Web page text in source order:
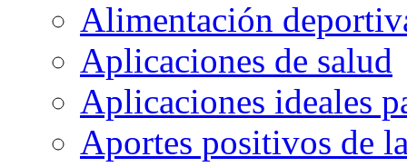
Alimentación
Aplicaciones de salud
Aplicaciones ideales
Aportes positivos de